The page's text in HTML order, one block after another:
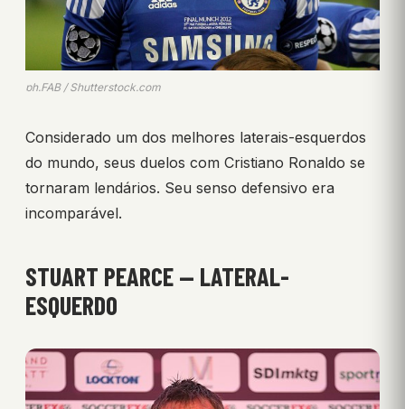
ph.FAB / Shutterstock.com
Considerado um dos melhores laterais-esquerdos
do mundo, seus duelos com Cristiano Ronaldo se
tornaram lendários. Seu senso defensivo era
incomparável.
STUART PEARCE — LATERAL-
ESQUERDO